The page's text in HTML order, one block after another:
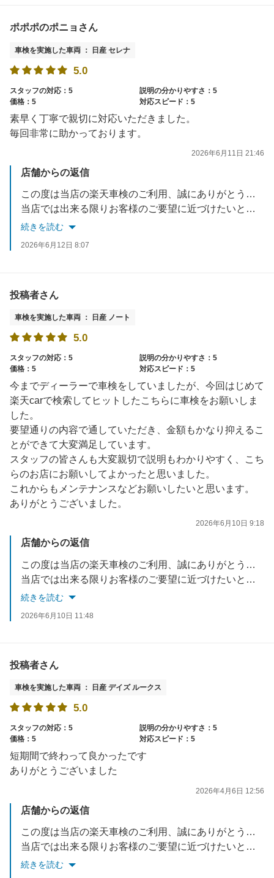
ポポポのポニョさん
車検を実施した車両 ： 日産 セレナ
5.0
スタッフの対応：5
説明の分かりやすさ：5
価格：5
対応スピード：5
素早く丁寧で親切に対応いただきました。
毎回非常に助かっております。
2026年6月11日 21:46
店舗からの返信
この度は当店の楽天車検のご利用、誠にありがとうございました。
当店では出来る限りお客様のご要望に近づけたいと考えておりますので、
今後も車検に車検に限らず、お車で何かお悩みでしたら何でもご相談ください！
続きを読む
2026年6月12日 8:07
投稿者さん
車検を実施した車両 ： 日産 ノート
5.0
スタッフの対応：5
説明の分かりやすさ：5
価格：5
対応スピード：5
今までディーラーで車検をしていましたが、今回はじめて
楽天carで検索してヒットしたこちらに車検をお願いしま
した。
要望通りの内容で通していただき、金額もかなり抑えるこ
とができて大変満足しています。
スタッフの皆さんも大変親切で説明もわかりやすく、こち
らのお店にお願いしてよかったと思いました。
これからもメンテナンスなどお願いしたいと思います。
ありがとうございました。
2026年6月10日 9:18
店舗からの返信
この度は当店の楽天車検のご利用、誠にありがとうございました。
当店では出来る限りお客様のご要望に近づけたいと考えておりますので、
今後も車検に車検に限らず、お車で何かお悩みでしたら何でもご相談ください！
続きを読む
2026年6月10日 11:48
投稿者さん
車検を実施した車両 ： 日産 デイズ ルークス
5.0
スタッフの対応：5
説明の分かりやすさ：5
価格：5
対応スピード：5
短期間で終わって良かったです
ありがとうございました
2026年4月6日 12:56
店舗からの返信
この度は当店の楽天車検のご利用、誠にありがとうございました。
当店では出来る限りお客様のご要望に近づけたいと考えておりますので、
今後も車検に車検に限らず、お車で何かお悩みでしたら何でもご相談ください！
続きを読む